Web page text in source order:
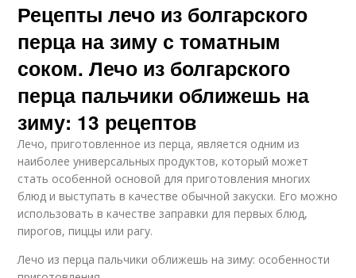
Рецепты лечо из болгарского
перца на зиму с томатным
соком. Лечо из болгарского
перца пальчики оближешь на
зиму: 13 рецептов
Лечо, приготовленное из перца, является одним из
наиболее универсальных продуктов, который может
стать особенной основой для приготовления многих
блюд и выступать в качестве обычной закуски. Его можно
использовать в качестве заправки для первых блюд,
пирогов, пиццы или рагу.
Лечо из перца пальчики оближешь на зиму: особенности